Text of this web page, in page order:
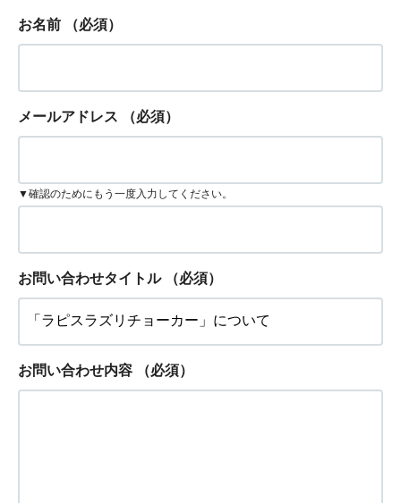
お名前 （必須）
メールアドレス （必須）
▼確認のためにもう一度入力してください。
お問い合わせタイトル （必須）
お問い合わせ内容 （必須）